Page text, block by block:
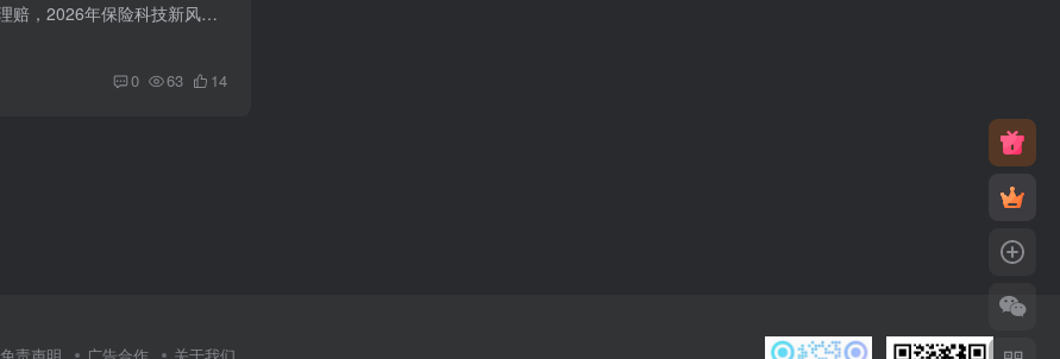
AI+保险：智能核保与理赔，2026年保险科技新风口 摘要：2026年，AI+保险从数字化向智能化跃升。智能核保效率提升10倍，理赔自动化覆盖80%以上案件，保险科技重塑保险行业格局。本文深度解析AI+...
0 63 14
免责声明 广告合作 关于我们